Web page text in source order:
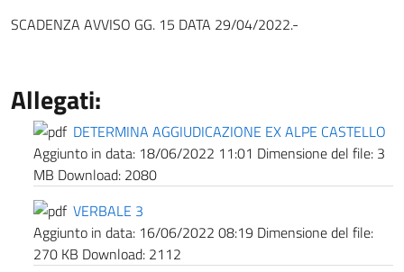
SCADENZA AVVISO GG. 15 DATA 29/04/2022.-
Allegati:
DETERMINA AGGIUDICAZIONE EX ALPE CASTELLO
Aggiunto in data: 18/06/2022 11:01 Dimensione del file: 3
MB Download: 2080
VERBALE 3
Aggiunto in data: 16/06/2022 08:19 Dimensione del file:
270 KB Download: 2112